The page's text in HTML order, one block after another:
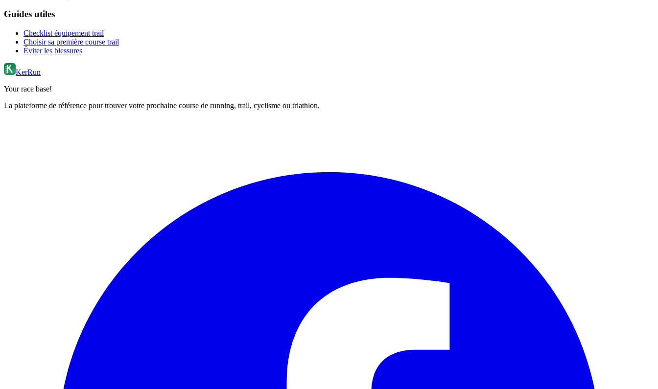
Guides utiles
Checklist équipement trail
Choisir sa première course trail
Éviter les blessures
KerRun
Your race base!
La plateforme de référence pour trouver votre prochaine course de running, trail, cyclisme ou triathlon.